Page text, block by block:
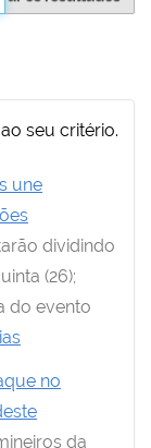
seu critério.
recente
une
dividindo
(26);
do evento
no
da